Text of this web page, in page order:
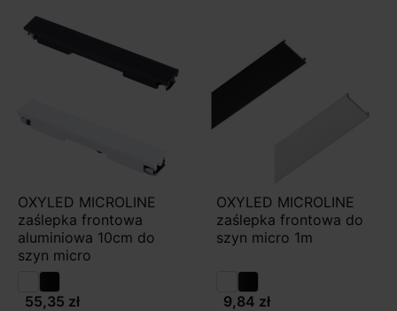
OXYLED MICROLINE
zaślepka frontowa
aluminiowa 10cm do
szyn micro
55,35 zł
OXYLED MICROLINE
zaślepka frontowa do
szyn micro 1m
9,84 zł